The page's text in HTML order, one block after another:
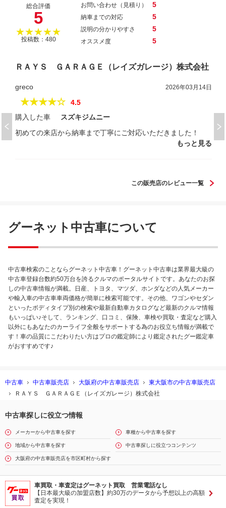
総合評価
5
★★★★★
投稿数：480
お問い合わせ（見積り） 5
納車までの対応 5
説明の分かりやすさ 5
オススメ度 5
ＲＡＹＳ ＧＡＲＡＧＥ（レイズガレージ）株式会社
greco 2026年03月14日
★★★★☆
4.5
購入した車
スズキジムニー
初めての来店から納車まで丁寧にご対応いただきました！
もっと見る
この販売店のレビュー一覧
グーネット中古車について
中古車検索のことならグーネット中古車！グーネット中古車は業界最大級の
中古車登録台数約50万台を誇るクルマのポータルサイトです。あなたのお探
しの中古車情報が満載。日産、トヨタ、マツダ、ホンダなどの人気メーカー
や輸入車の中古車車両価格が簡単に検索可能です。その他、ワゴンやセダン
といったボディタイプ別の検索や最新自動車カタログなど最新のクルマ情報
もいっぱい♪そして、ランキング、口コミ、保険、車検や買取・査定など購入
以外にもあなたのカーライフ全般をサポートする為のお役立ち情報が満載で
す！車の品質にこだわりたい方はプロの鑑定師により鑑定されたグー鑑定車
がおすすめです♪
中古車 中古車販売店 大阪府の中古車販売店
東大阪市の中古車販売店
ＲＡＹＳ ＧＡＲＡＧＥ（レイズガレージ）株式会社
中古車探しに役立つ情報
メーカーから中古車を探す 車種から中古車を探す
地域から中古車を探す 中古車探しに役立つコンテンツ
大阪府の中古車販売店を市区町村から探す
車買取・車査定はグーネット買取 営業電話なし
【日本最大級の加盟店数】約30万のデータから予想以上の高額
査定を実現！